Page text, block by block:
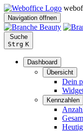
Navigation öffnen
Suche
Strg K
Dashboard
Übersicht
Dein
Kennzahlen